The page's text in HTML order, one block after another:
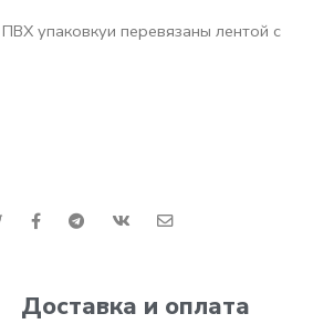
упаковкуи перевязаны лентой с
Доставка и оплата